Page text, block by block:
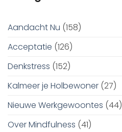
Aandacht Nu (158)
Acceptatie (126)
Denkstress (152)
Kalmeer je Holbewoner (27)
Nieuwe Werkgewoontes (44)
Over Mindfulness (41)